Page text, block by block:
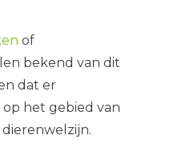
of
bekend van dit
dat er
op het gebied van